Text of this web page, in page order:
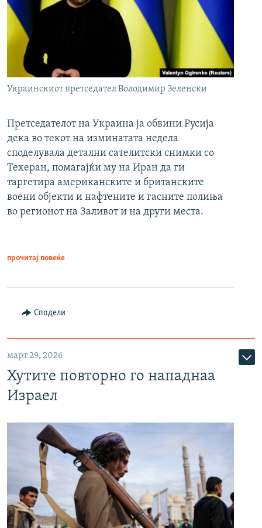
Украинскиот претседател Володимир Зеленски
Претседателот на Украина ја обвини Русија
дека во текот на изминатата недела
споделувала детални сателитски снимки со
Техеран, помагајќи му на Иран да ги
таргетира американските и британските
воени објекти и нафтените и гасните полиња
во регионот на Заливот и на други места.
прочитај повеќе
Сподели
март 29, 2026
Хутите повторно го нападнаа
Израел